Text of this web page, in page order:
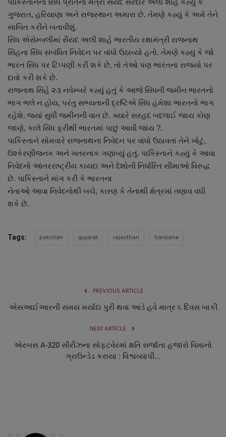
નાણાંકીય સમાચાર
સ્થાનિક સમાચાર
સ્પોર્ટ્સ
રાશિફળ
ગુનાખોરી
બોલિવૂડ
સ્વાસ્થ્ય
ગુજરાત, હરિયાણા અને રાજસ્થાન અમારા છે. તેમણે કહ્યું કે અમે તેને
સાબિત કરીને બતાવીશું.
સિંધ એસેમ્બલીમાં સૈયદ અલી શાહે ભારતીય રક્ષામંત્રી રાજનાથ
સિંહના સિંધ સંબંધિત નિવેદન પર વાંધો ઉઠાવ્યો હતો. તેમણે કહ્યું કે જો
ભારત સિંધ પર ટિપ્પણી કરી શકે છે, તો તેઓ પણ ભારતના રાજ્યો પર
દાવો કરી શકે છે.
રાજનાથ સિંહે ૨૩ નવેમ્બરે કહ્યું હતું કે આજે સિંધની જમીન ભારતનો
ભાગ ભલે ન હોય, પરંતુ સભ્યતાની દ્રષ્ટિએ સિંધ હંમેશા ભારતનો ભાગ
રહેશે. જ્યાં સુધી જમીનની વાત છે. ક્યારે સરહદ બદલાઈ જાય કોણ
જાણે, કાલે સિંધ ફરીથી ભારતમાં પાછું આવી જાય ?.
પાકિસ્તાને સોમવારે રાજનાથના નિવેદન પર વાંધો ઉઠાવતા તેને ખોટું,
ઉશ્કેરણીજનક અને ખતરનાક ગણાવ્યું હતું. પાકિસ્તાને કહ્યું કે આવા
નિવેદનો આંતરરાષ્ટ્રીય કાયદા અને દેશોની નિર્ધારિત સીમાઓ વિરુદ્ધ
છે. પાકિસ્તાને માંગ કરી કે ભારતના
નેતાઓ આવા નિવેદનોથી બચે, કારણ કે તેનાથી ક્ષેત્રમાં તણાવ વધી
શકે છે.
Tags: pakistan gujarat rajasthan hariyana
PREVIOUS ARTICLE
એસઆઈઆરની સમય મર્યાદા પુરી થવા આડે હવે માત્ર ૬ દિવસ બાકી
NEXT ARTICLE
એરબસ A-320 સીરીઝના સોફટવેરમાં ક્ષતિ સર્જાતા હજારો વિમાનો
ગ્રાઉન્ડેડ કરાયા : વિશ્વવ્યાપી...